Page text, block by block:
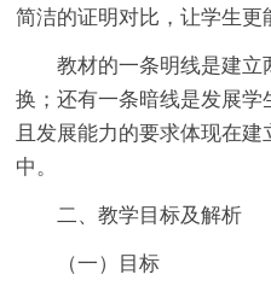
简洁的证明对比，让学生更
教材的一条明线是建
换；还有一条暗线是发展
且发展能力的要求体现在
中。
二、教学目标及解析
（一）目标